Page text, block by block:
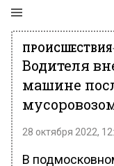
ПРОИСШЕСТВИЯ
Водителя
машине
28 октября 2022,
В